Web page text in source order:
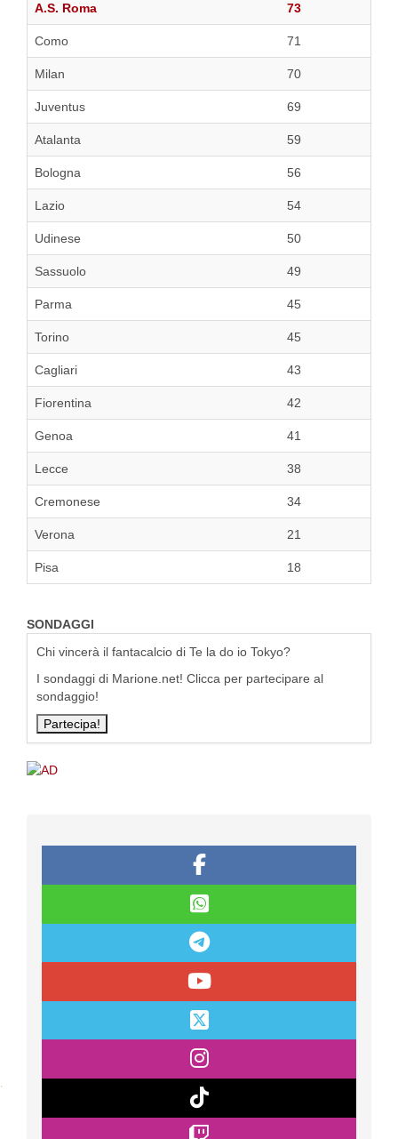
A.S. Roma 73
Como 71
Milan 70
Juventus 69
Atalanta 59
Bologna 56
Lazio 54
Udinese 50
Sassuolo 49
Parma 45
Torino 45
Cagliari 43
Fiorentina 42
Genoa 41
Lecce 38
Cremonese 34
Verona 21
Pisa 18
SONDAGGI
Chi vincerà il fantacalcio di Te la do io Tokyo?
I sondaggi di Marione.net! Clicca per partecipare al
sondaggio!